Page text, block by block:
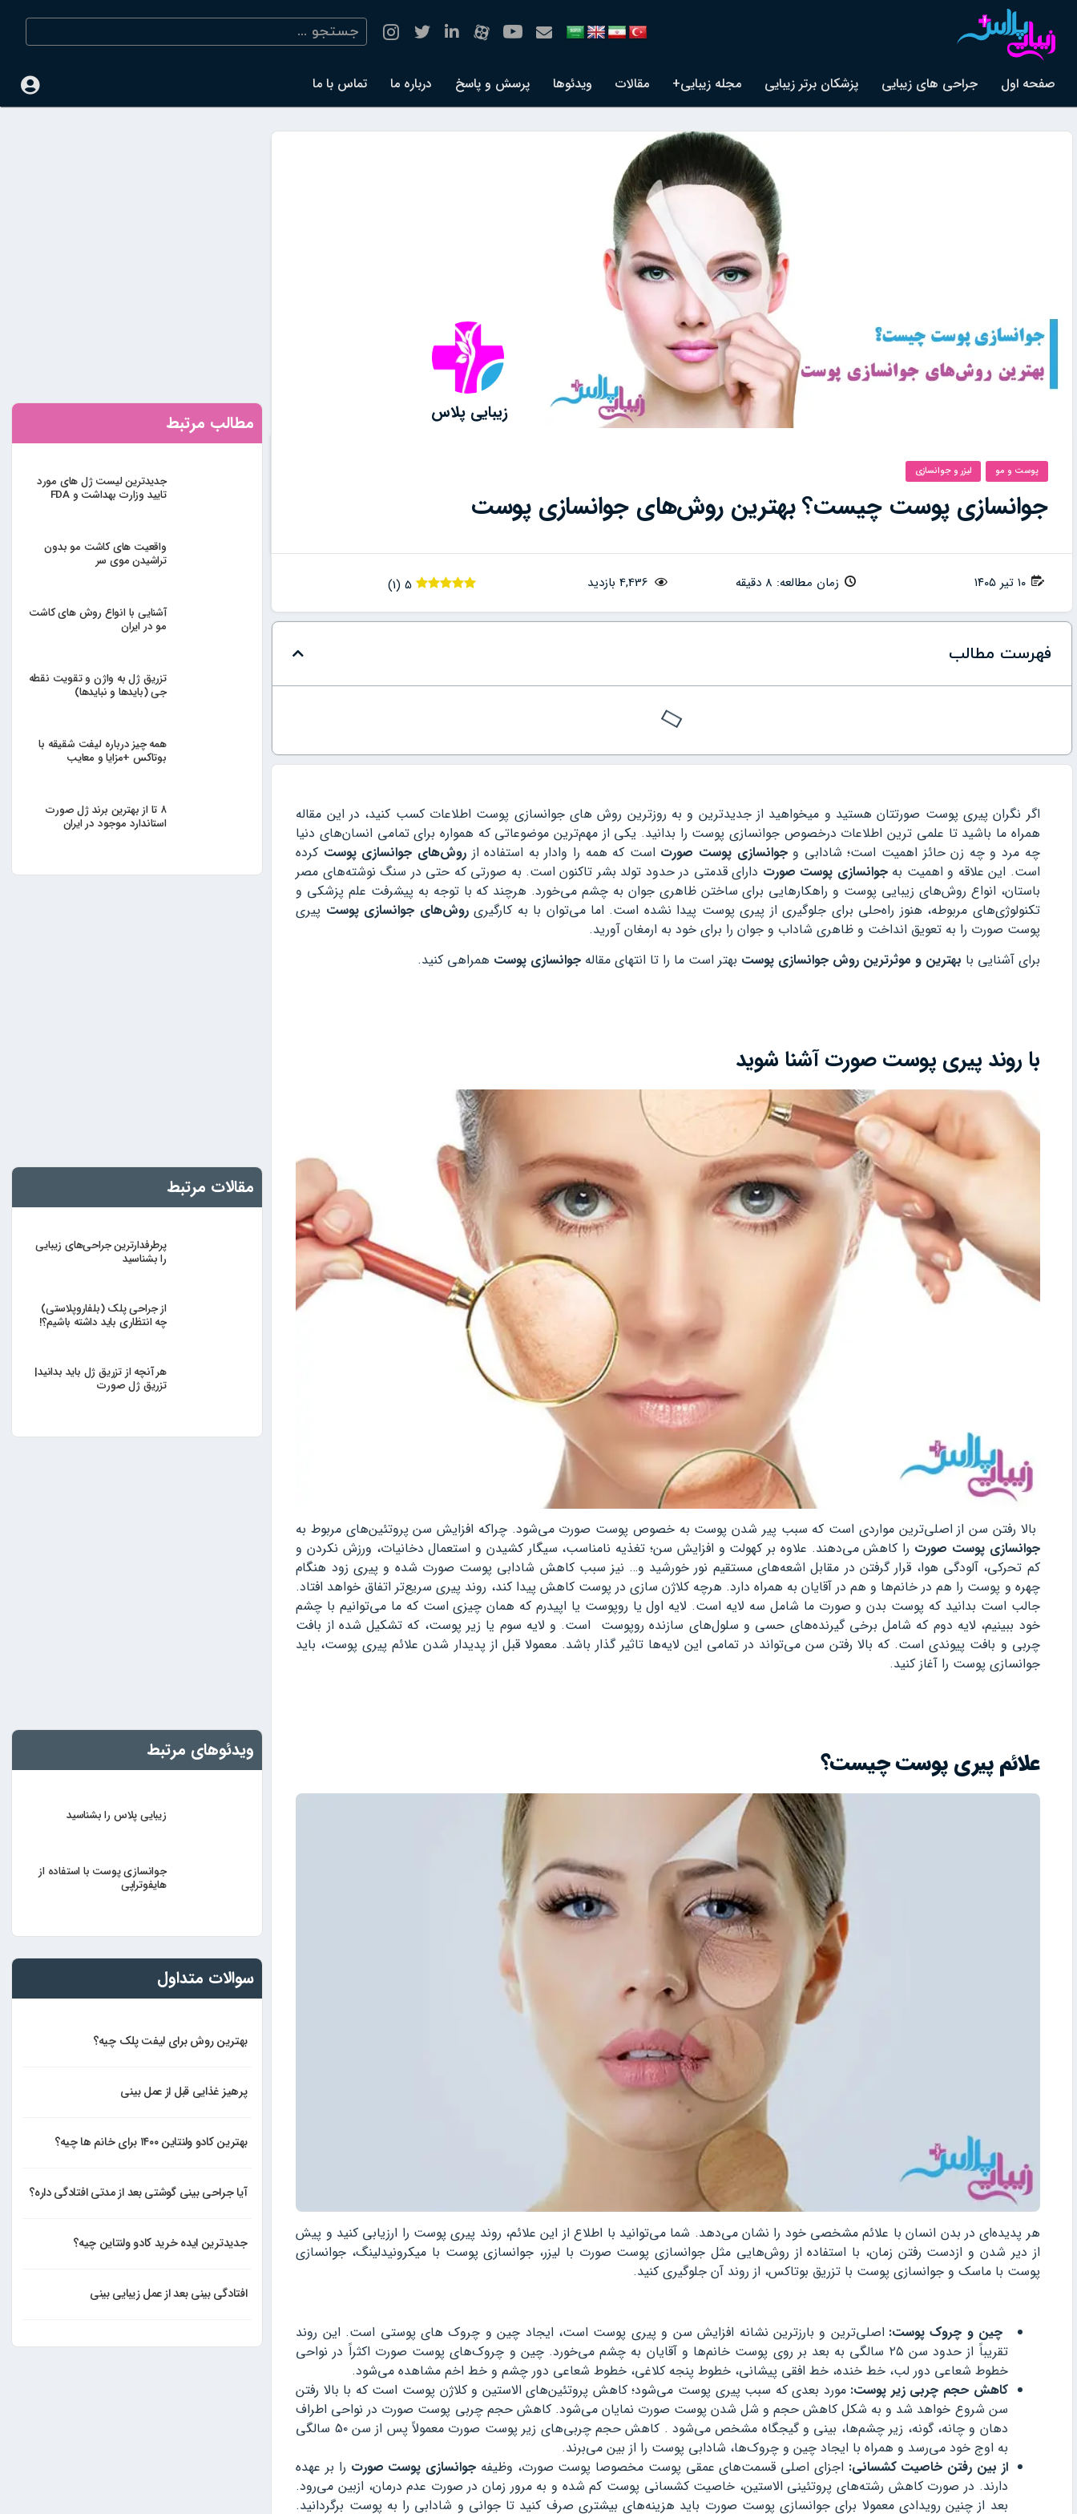
صفحه اول جراحی های زیبایی پزشکان برتر زیبایی مجله زیبایی+ مقالات ویدئوها پرسش و پاسخ درباره ما تماس با ما
زیبایی پلاس
پوست و مو لیزر و جوانسازی
جوانسازی پوست چیست؟ بهترین روش‌های جوانسازی پوست
۱۰ تیر ۱۴۰۵ زمان مطالعه: 8 دقیقه 4,436 بازدید 5
(
1
)
فهرست مطالب
اگر نگران پیری پوست صورتتان هستید و میخواهید از جدیدترین و به روزترین روش های جوانسازی پوست اطلاعات کسب کنید، در این مقاله
همراه ما باشید تا علمی ترین اطلاعات درخصوص جوانسازی پوست را بدانید. یکی از مهم‌ترین موضوعاتی که همواره برای تمامی انسان‌های دنیا
چه مرد و چه زن حائز اهمیت است؛ شادابی وجوانسازی پوست صورت است که همه را وادار به استفاده از روش‌های جوانسازی پوست کرده
است. این علاقه و اهمیت بهجوانسازی پوست صورت دارای قدمتی در حدود تولد بشر تاکنون است. به صورتی که حتی در سنگ نوشته‌های مصر
باستان، انواع روش‌های زیبایی پوست و راهکارهایی برای ساختن ظاهری جوان به چشم می‌خورد. هرچند که با توجه به پیشرفت علم پزشکی و
تکنولوژی‌های مربوطه، هنوز راه‌حلی برای جلوگیری از پیری پوست پیدا نشده است. اما می‌توان با به کارگیریروش‌های جوانسازی پوست پیری
پوست صورت را به تعویق انداخت و ظاهری شاداب و جوان را برای خود به ارمغان آورید.
برای آشنایی با بهترین و موثرترین روش جوانسازی پوست بهتر است ما را تا انتهای مقالهجوانسازی پوست همراهی کنید.
با روند پیری پوست صورت آشنا شوید
بالا رفتن سن از اصلی‌ترین مواردی است که سبب پیر شدن پوست به خصوص پوست صورت می‌شود. چراکه افزایش سن پروتئین‌های مربوط به
جوانسازی پوست صورت را کاهش می‌دهند. علاوه بر کهولت و افزایش سن؛ تغذیه نامناسب، سیگار کشیدن و استعمال دخانیات، ورزش نکردن و
کم تحرکی، آلودگی هوا، قرار گرفتن در مقابل اشعه‌های مستقیم نور خورشید و… نیز سبب کاهش شادابی پوست صورت شده و پیری زود هنگام
چهره و پوست را هم در خانم‌ها و هم در آقایان به همراه دارد. هرچه کلاژن سازی در پوست کاهش پیدا کند، روند پیری سریع‌تر اتفاق خواهد افتاد.
جالب است بدانید که پوست بدن و صورت ما شامل سه لایه است. لایه اول یا روپوست یا اپیدرم که همان چیزی است که ما می‌توانیم با چشم
خود ببینیم، لایه دوم که شامل برخی گیرنده‌های حسی و سلول‌های سازنده روپوست است. و لایه سوم یا زیر پوست، که تشکیل شده از بافت
چربی و بافت پیوندی است. که بالا رفتن سن می‌تواند در تمامی این لایه‌ها تاثیر گذار باشد. معمولا قبل از پدیدار شدن علائم پیری پوست، باید
جوانسازی پوست را آغاز کنید.
علائم پیری پوست چیست؟
هر پدیده‌ای در بدن انسان با علائم مشخصی خود را نشان می‌دهد. شما می‌توانید با اطلاع از این علائم، روند پیری پوست را ارزیابی کنید و پیش
از دیر شدن و ازدست رفتن زمان، با استفاده از روش‌هایی مثل جوانسازی پوست صورت با لیزر، جوانسازی پوست با میکرونیدلینگ، جوانسازی
پوست با ماسک و جوانسازی پوست با تزریق بوتاکس، از روند آن جلوگیری کنید.
چین و چروک پوست: اصلی‌ترین و بارزترین نشانه افزایش سن و پیری پوست است، ایجاد چین و چروک های پوستی است. این روند
تقریباً از حدود سن ۲۵ سالگی به بعد بر روی پوست خانم‌ها و آقایان به چشم می‌خورد. چین و چروک‌های پوست صورت اکثراً در نواحی
خطوط شعاعی دور لب، خط خنده، خط افقی پیشانی، خطوط پنجه کلاغی، خطوط شعاعی دور چشم و خط اخم مشاهده می‌شود.
کاهش حجم چربی زیر پوست:مورد بعدی که سبب پیری پوست می‌شود؛ کاهش پروتئین‌های الاستین و کلاژن پوست است که با بالا رفتن
سن شروع خواهد شد و به شکل کاهش حجم و شل شدن پوست صورت نمایان می‌شود. کاهش حجم چربی پوست صورت در نواحی اطراف
دهان و چانه، گونه، زیر چشم‌ها، بینی و گیجگاه مشخص می‌شود . کاهش حجم چربی‌های زیر پوست صورت معمولاً پس از سن ۵۰ سالگی
به اوج خود می‌رسد و همراه با ایجاد چین و چروک‌ها، شادابی پوست را از بین می‌برند.
از بین رفتن خاصیت کشسانی‌: اجزای اصلی قسمت‌های عمقی پوست مخصوصا پوست صورت، وظیفه جوانسازی پوست صورت را بر عهده
دارند. در صورت کاهش رشته‌های پروتئینی الاستین، خاصیت کشسانی پوست کم شده و به مرور زمان در صورت عدم درمان، ازبین می‌رود.
بعد از چنین رویدادی معمولا برای جوانسازی پوست صورت باید هزینه‌های بیشتری صرف کنید تا جوانی و شادابی را به پوست برگردانید.
مطالب مرتبط
جدیدترین لیست ژل های مورد
تایید وزارت بهداشت و FDA
واقعیت های کاشت مو بدون
تراشیدن موی سر
آشنایی با انواع روش های کاشت
مو در ایران
تزریق ژل به واژن و تقویت نقطه
جی (بایدها و نبایدها)
همه چیز درباره لیفت شقیقه با
بوتاکس +مزایا و معایب
۸ تا از بهترین برند ژل صورت
استاندارد موجود در ایران
مقالات مرتبط
پرطرفدارترین جراحی‌های زیبایی
را بشناسید
از جراحی پلک (بلفاروپلاستی)
چه انتظاری باید داشته باشیم؟!
هر آنچه از تزریق ژل باید بدانید|
تزریق ژل صورت
ویدئوهای مرتبط
زیبایی پلاس را بشناسید
جوانسازی پوست با استفاده از
هایفوتراپی
سوالات متداول
بهترین روش برای لیفت پلک چیه؟
پرهیز غذایی قبل از عمل بینی
بهترین کادو ولنتاین ۱۴۰۰ برای خانم ها چیه؟
آیا جراحی بینی گوشتی بعد از مدتی افتادگی داره؟
جدیدترین ایده خرید کادو ولنتاین چیه؟
افتادگی بینی بعد از عمل زیبایی بینی